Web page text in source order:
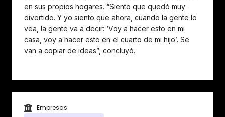
en sus propios hogares. “Siento que quedó muy
divertido. Y yo siento que ahora, cuando la gente lo
vea, la gente va a decir: ‘Voy a hacer esto en mi
casa, voy a hacer esto en el cuarto de mi hijo’. Se
van a copiar de ideas”, concluyó.
Empresas